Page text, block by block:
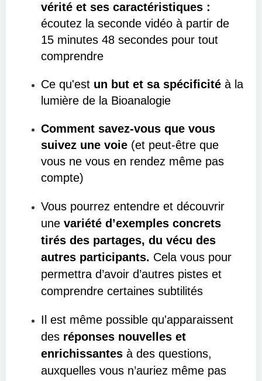
vérité et ses caractéristiques :
écoutez la seconde vidéo à partir de
15 minutes 48 secondes pour tout
comprendre
Ce qu'est un but et sa spécificité à la
lumière de la Bioanalogie
Comment savez-vous que vous
suivez une voie (et peut-être que
vous ne vous en rendez même pas
compte)
Vous pourrez entendre et découvrir
une variété d’exemples concrets
tirés des partages, du vécu des
autres participants. Cela vous pour
permettra d’avoir d’autres pistes et
comprendre certaines subtilités
Il est même possible qu'apparaissent
des réponses nouvelles et
enrichissantes à des questions,
auxquelles vous n’auriez même pas